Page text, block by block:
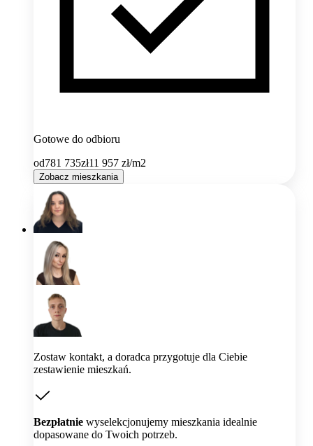
Gotowe do odbioru
od781 735zł11 957 zł/m2
Zobacz mieszkania
Zostaw kontakt, a doradca przygotuje dla Ciebie
zestawienie mieszkań.
Bezpłatnie wyselekcjonujemy mieszkania idealnie
dopasowane do Twoich potrzeb.